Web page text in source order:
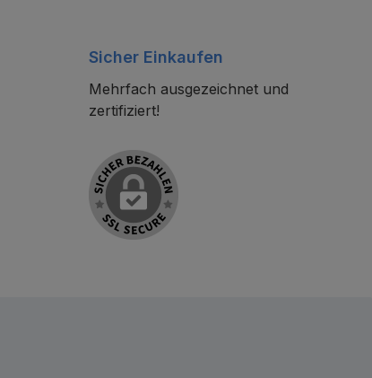
Sicher Einkaufen
Mehrfach ausgezeichnet und
zertifiziert!